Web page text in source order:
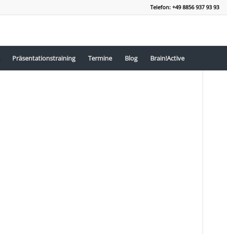
Telefon: +49 8856 937 93 93
Präsentationstraining Termine Blog Brain!Active